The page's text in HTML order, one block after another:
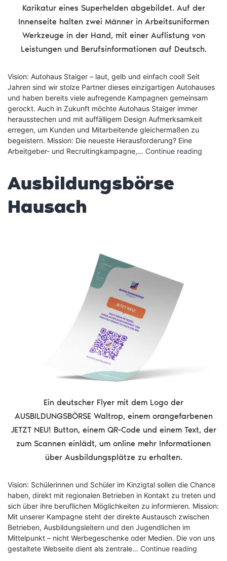
Karikatur eines Superhelden abgebildet. Auf der
Innenseite halten zwei Männer in Arbeitsuniformen
Werkzeuge in der Hand, mit einer Auflistung von
Leistungen und Berufsinformationen auf Deutsch.
Vision: Autohaus Staiger – laut, gelb und einfach cool! Seit
Jahren sind wir stolze Partner dieses einzigartigen Autohauses
und haben bereits viele aufregende Kampagnen gemeinsam
gerockt. Auch in Zukunft möchte Autohaus Staiger immer
herausstechen und mit auffälligem Design Aufmerksamkeit
erregen, um Kunden und Mitarbeitende gleichermaßen zu
begeistern. Mission: Die neueste Herausforderung? Eine
Arbeitgeber- und Recruitingkampagne,… Continue reading
Ausbildungsbörse
Hausach
Ein deutscher Flyer mit dem Logo der
AUSBILDUNGSBÖRSE Waltrop, einem orangefarbenen
JETZT NEU! Button, einem QR-Code und einem Text, der
zum Scannen einlädt, um online mehr Informationen
über Ausbildungsplätze zu erhalten.
Vision: Schülerinnen und Schüler im Kinzigtal sollen die Chance
haben, direkt mit regionalen Betrieben in Kontakt zu treten und
sich über ihre beruflichen Möglichkeiten zu informieren. Mission:
Mit unserer Kampagne steht der direkte Austausch zwischen
Betrieben, Ausbildungsleitern und den Jugendlichen im
Mittelpunkt – nicht Werbegeschenke oder Medien. Die von uns
gestaltete Webseite dient als zentrale… Continue reading